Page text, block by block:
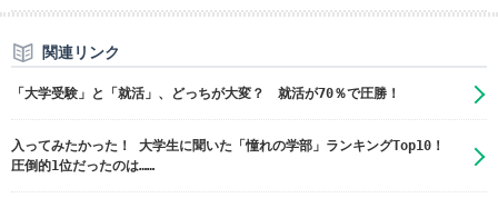
関連リンク
「大学受験」と「就活」、どっちが大変？ 就活が70％で圧勝！
入ってみたかった！ 大学生に聞いた「憧れの学部」ランキングTop10！
圧倒的1位だったのは……